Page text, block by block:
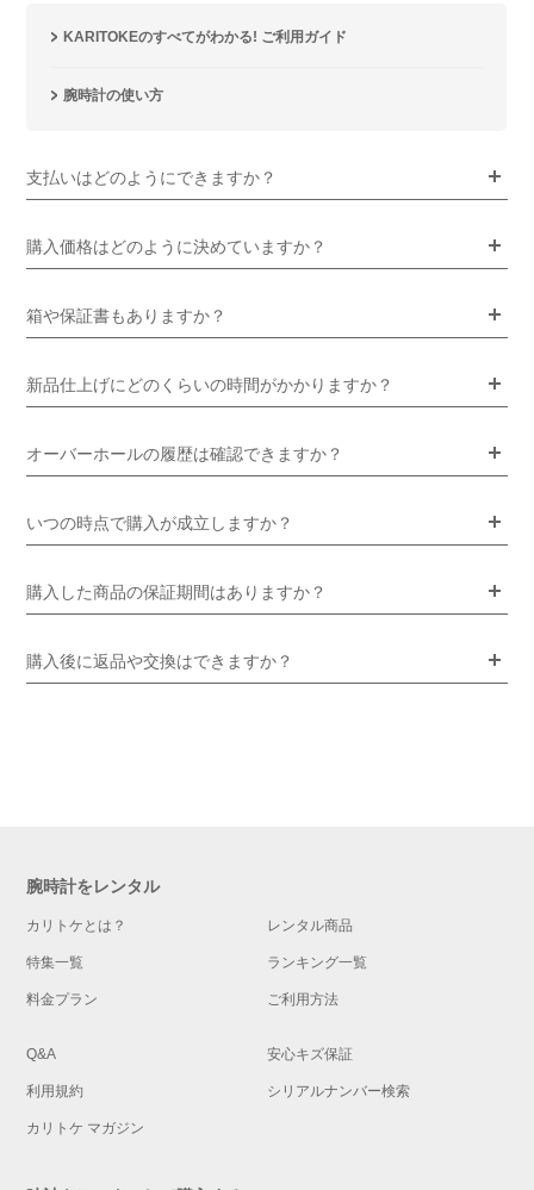
KARITOKEのすべてがわかる! ご利用ガイド
腕時計の使い方
支払いはどのようにできますか？
購入価格はどのように決めていますか？
箱や保証書もありますか？
新品仕上げにどのくらいの時間がかかりますか？
オーバーホールの履歴は確認できますか？
いつの時点で購入が成立しますか？
購入した商品の保証期間はありますか？
購入後に返品や交換はできますか？
腕時計をレンタル
カリトケとは？ レンタル商品
特集一覧 ランキング一覧
料金プラン ご利用方法
Q&A 安心キズ保証
利用規約 シリアルナンバー検索
カリトケ マガジン